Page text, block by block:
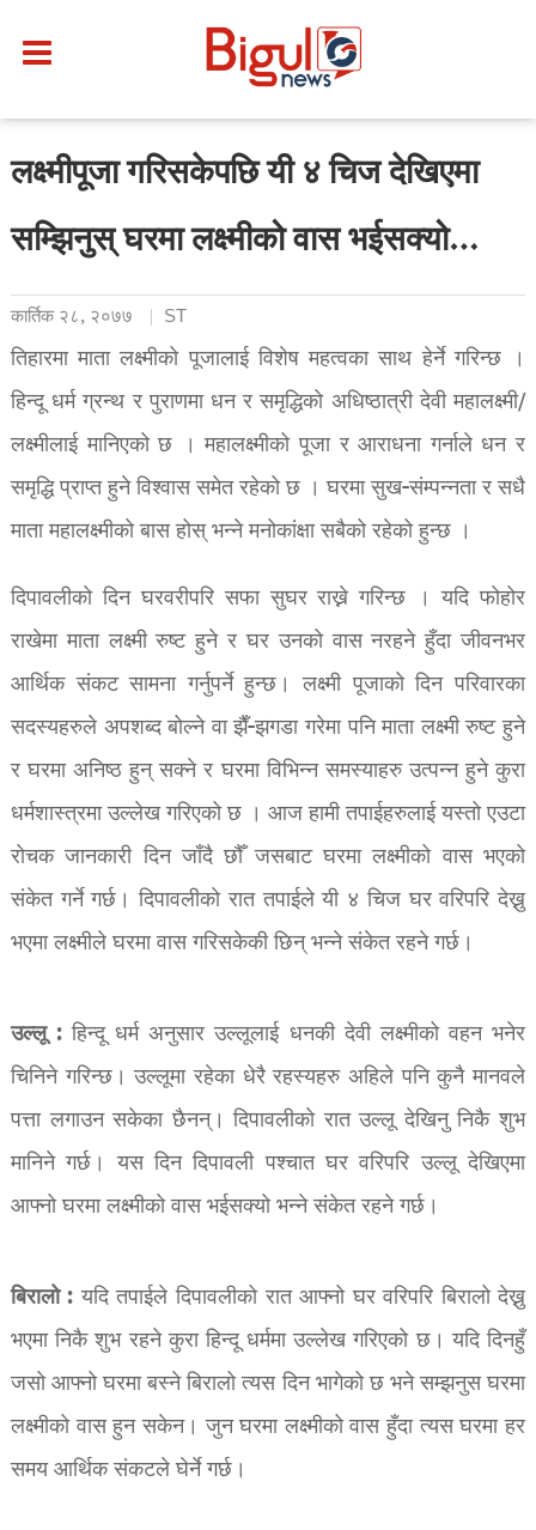
लक्ष्मीपूजा गरिसकेपछि यी ४ चिज देखिएमा
सम्झिनुस् घरमा लक्ष्मीको वास भईसक्यो…
कार्तिक २८, २०७७ ST
तिहारमा माता लक्ष्मीको पूजालाई विशेष महत्वका साथ हेर्ने गरिन्छ ।
हिन्दू धर्म ग्रन्थ र पुराणमा धन र समृद्धिको अधिष्ठात्री देवी महालक्ष्मी/
लक्ष्मीलाई मानिएको छ । महालक्ष्मीको पूजा र आराधना गर्नाले धन र
समृद्धि प्राप्त हुने विश्वास समेत रहेको छ । घरमा सुख-संम्पन्नता र सधै
माता महालक्ष्मीको बास होस् भन्ने मनोकांक्षा सबैको रहेको हुन्छ ।
दिपावलीको दिन घरवरीपरि सफा सुघर राख्ने गरिन्छ । यदि फोहोर
राखेमा माता लक्ष्मी रुष्ट हुने र घर उनको वास नरहने हुँदा जीवनभर
आर्थिक संकट सामना गर्नुपर्ने हुन्छ। लक्ष्मी पूजाको दिन परिवारका
सदस्यहरुले अपशब्द बोल्ने वा झैँ-झगडा गरेमा पनि माता लक्ष्मी रुष्ट हुने
र घरमा अनिष्ठ हुन् सक्ने र घरमा विभिन्न समस्याहरु उत्पन्न हुने कुरा
धर्मशास्त्रमा उल्लेख गरिएको छ । आज हामी तपाईहरुलाई यस्तो एउटा
रोचक जानकारी दिन जाँदै छौँ जसबाट घरमा लक्ष्मीको वास भएको
संकेत गर्ने गर्छ। दिपावलीको रात तपाईले यी ४ चिज घर वरिपरि देख्नु
भएमा लक्ष्मीले घरमा वास गरिसकेकी छिन् भन्ने संकेत रहने गर्छ।
उल्लू : हिन्दू धर्म अनुसार उल्लूलाई धनकी देवी लक्ष्मीको वहन भनेर
चिनिने गरिन्छ। उल्लूमा रहेका धेरै रहस्यहरु अहिले पनि कुनै मानवले
पत्ता लगाउन सकेका छैनन्। दिपावलीको रात उल्लू देखिनु निकै शुभ
मानिने गर्छ। यस दिन दिपावली पश्चात घर वरिपरि उल्लू देखिएमा
आफ्नो घरमा लक्ष्मीको वास भईसक्यो भन्ने संकेत रहने गर्छ।
बिरालो : यदि तपाईले दिपावलीको रात आफ्नो घर वरिपरि बिरालो देख्नु
भएमा निकै शुभ रहने कुरा हिन्दू धर्ममा उल्लेख गरिएको छ। यदि दिनहुँ
जसो आफ्नो घरमा बस्ने बिरालो त्यस दिन भागेको छ भने सम्झनुस घरमा
लक्ष्मीको वास हुन सकेन। जुन घरमा लक्ष्मीको वास हुँदा त्यस घरमा हर
समय आर्थिक संकटले घेर्ने गर्छ।